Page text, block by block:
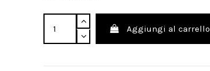
Aggiungi al carrello